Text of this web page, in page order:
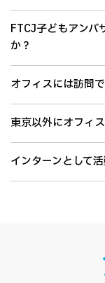
FTCJ子どもアンバ
か？
オフィスには訪問
東京以外にオフィ
インターンとして